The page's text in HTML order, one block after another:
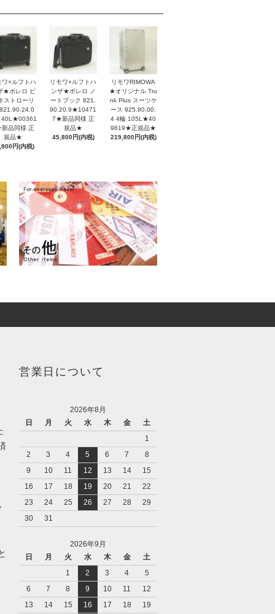
ワ×ルフトハ
★ボレロ ビ
ストローリ
40L★00361
品同様 正
規品★
円(内税)
リモワ×ルフトハ
ンザ★ボレロ ノ
ートブック 821.
90.20.9★10471
7★新品同様 正
規品★
45,800円(内税)
リモワRIMOWA
★オリジナル Tru
nk Plus スーツケ
ース 925.80.00.
4 4輪 105L★40
9819★正規品★
219,800円(内税)
営業日について
2026年8月
日
月 火 水 木 金
土
1
2
3 4 5 6 7
8
9
10 11 12 13 14
15
16
17 18 19 20 21
22
23
24 25 26 27 28
29
30
31
2026年9月
日
月 火 水 木 金
土
1
2 3 4
5
6
7 8 9 10 11
12
13
14 15 16 17 18 19